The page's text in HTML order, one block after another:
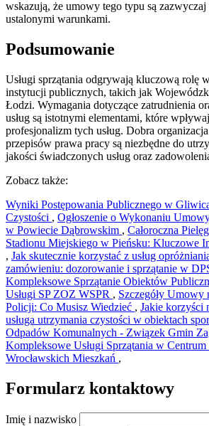
wskazują, że umowy tego typu są
ustalonymi warunkami.
Podsumowanie
Usługi sprzątania odgrywają kluczową rolę
instytucji publicznych, takich jak
Łodzi. Wymagania dotyczące zatrudnienia
usług są istotnymi elementami, które
profesjonalizm tych usług. Dobra
przepisów prawa pracy są niezbędne do
jakości świadczonych usług oraz
Zobacz także:
Wyniki Postępowania Publicznego w
Czystości , Ogłoszenie o Wykonaniu
w Powiecie Dąbrowskim , Całoroczna
Stadionu Miejskiego w Pieńsku: Kluczowe
, Jak skutecznie korzystać z usług
zamówieniu: dozorowanie i sprzątanie w
Kompleksowe Sprzątanie Obiektów
Usługi SP ZOZ WSPR , Szczegóły Umowy
Policji: Co Musisz Wiedzieć , Jakie korzyści
usługa utrzymania czystości w obiektach
Odpadów Komunalnych - Związek Gmin
Kompleksowe Usługi Sprzątania w
Wrocławskich Mieszkań ,
Formularz kontaktowy
Imię i nazwisko